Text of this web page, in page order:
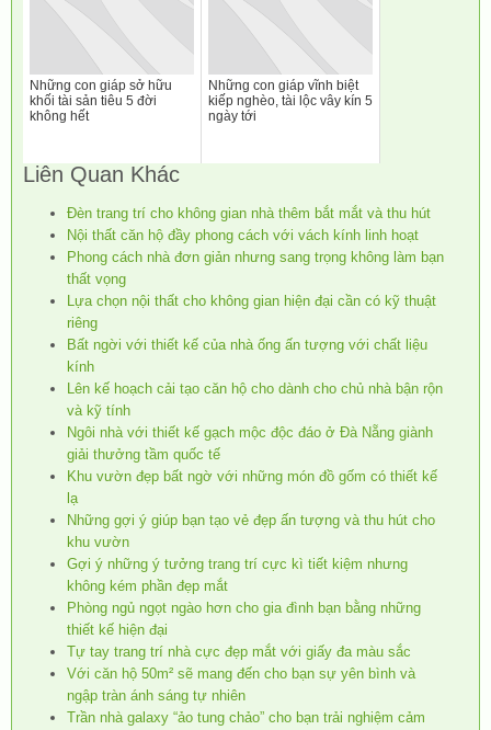
Những con giáp sở hữu
khối tài sản tiêu 5 đời
không hết
Những con giáp vĩnh biệt
kiếp nghèo, tài lộc vây kín 5
ngày tới
Liên Quan Khác
Đèn trang trí cho không gian nhà thêm bắt mắt và thu hút
Nội thất căn hộ đầy phong cách với vách kính linh hoạt
Phong cách nhà đơn giản nhưng sang trọng không làm bạn
thất vọng
Lựa chọn nội thất cho không gian hiện đại cần có kỹ thuật
riêng
Bất ngời với thiết kế của nhà ống ấn tượng với chất liệu
kính
Lên kế hoạch cải tạo căn hộ cho dành cho chủ nhà bận rộn
và kỹ tính
Ngôi nhà với thiết kế gạch mộc độc đáo ở Đà Nẵng giành
giải thưởng tầm quốc tế
Khu vườn đẹp bất ngờ với những món đồ gốm có thiết kế
lạ
Những gợi ý giúp bạn tạo vẻ đẹp ấn tượng và thu hút cho
khu vườn
Gợi ý những ý tưởng trang trí cực kì tiết kiệm nhưng
không kém phần đẹp mắt
Phòng ngủ ngọt ngào hơn cho gia đình bạn bằng những
thiết kế hiện đại
Tự tay trang trí nhà cực đẹp mắt với giấy đa màu sắc
Với căn hộ 50m² sẽ mang đến cho bạn sự yên bình và
ngập tràn ánh sáng tự nhiên
Trần nhà galaxy “ảo tung chảo” cho bạn trải nghiệm cảm